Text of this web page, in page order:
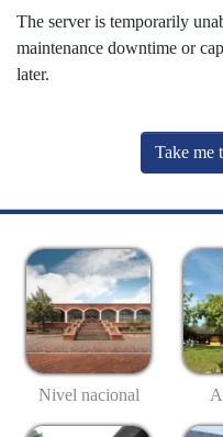
The server is temporarily
maintenance downtime or
later.
Take me
Nivel nacional